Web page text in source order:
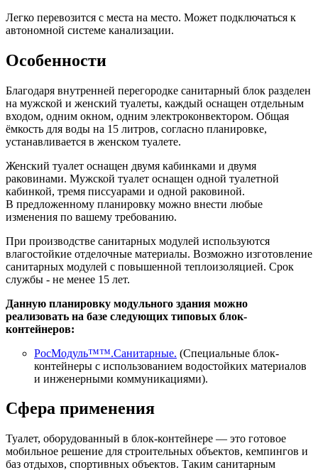
Легко перевозится с места на место. Может подключаться к
автономной системе канализации.
Особенности
Благодаря внутренней перегородке санитарный блок разделен
на мужской и женский туалеты, каждый оснащен отдельным
входом, одним окном, одним электроконвектором. Общая
ёмкость для воды на 15 литров, согласно планировке,
устанавливается в женском туалете.
Женский туалет оснащен двумя кабинками и двумя
раковинами. Мужской туалет оснащен одной туалетной
кабинкой, тремя писсуарами и одной раковиной.
В предложенному планировку можно внести любые
изменения по вашему требованию.
При производстве санитарных модулей используются
влагостойкие отделочные материалы. Возможно изготовление
санитарных модулей с повышенной теплоизоляцией. Срок
службы - не менее 15 лет.
Данную планировку модульного здания можно
реализовать на базе следующих типовых блок-
контейнеров:
РосМодуль™™.Санитарные. (Специальные блок-
контейнеры с использованием водостойких материалов
и инженерными коммуникациями).
Сфера применения
Туалет, оборудованный в блок-контейнере — это готовое
мобильное решение для строительных объектов, кемпингов и
баз отдыхов, спортивных объектов. Таким санитарным